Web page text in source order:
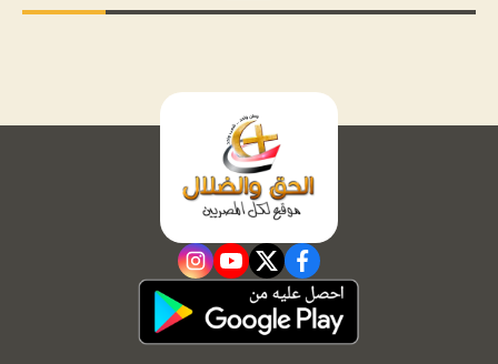
facebook
twitter
youtube
instagram